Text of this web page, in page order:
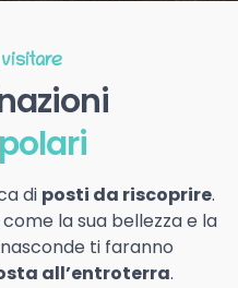
di posti da riscoprire.
la sua bellezza e la
ti faranno
all’entroterra.